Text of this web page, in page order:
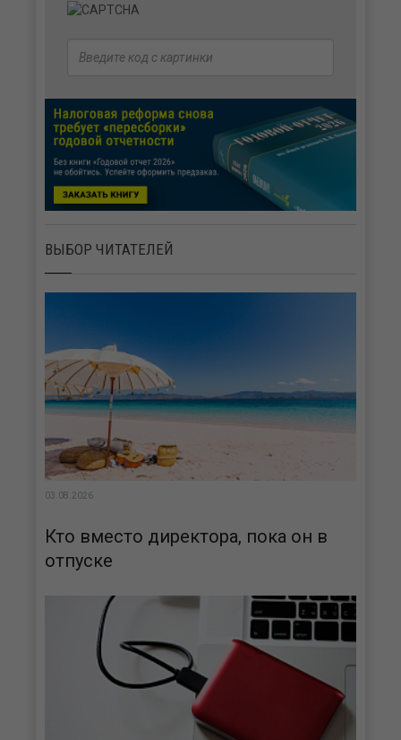
ВЫБОР ЧИТАТЕЛЕЙ
03.08.2026
Кто вместо директора, пока он в
отпуске